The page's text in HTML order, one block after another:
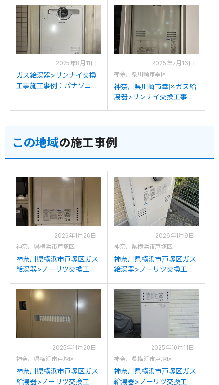
V2403AT2-3からリンナイ
RUFH-A2400AT2-3(A)へ
の交換
4200ARSAW3Q-Cからリ
ンナイRUFH-A2400AT2-
3(A)への交換
2025年8月11日
ガス給湯器>リンナイ交換
工事施工事例：パナソニッ
2025年7月16日
神奈川県川崎市幸区
神奈川県川崎市幸区ガス給
湯器>リンナイ交換工事施
A2400AT2-3(A)への交換
この地域の施工事例
2026年1月26日
神奈川県横浜市戸塚区
神奈川県横浜市戸塚区ガス
給湯器>ノーリツ交換工事
2450SAWX-Hからノーリ
ツGT-2470SAW-H BLへの
交換
2026年1月9日
神奈川県横浜市戸塚区
神奈川県横浜市戸塚区ガス
給湯器>ノーリツ交換工事
K2403SAW2-3からノーリ
ツGTH-C2460AW3H-1BL
への交換
2025年11月20日
神奈川県横浜市戸塚区
神奈川県横浜市戸塚区ガス
給湯器>ノーリツ交換工事
2025年10月11日
神奈川県横浜市戸塚区
神奈川県横浜市戸塚区ガス
給湯器>ノーリツ交換工事